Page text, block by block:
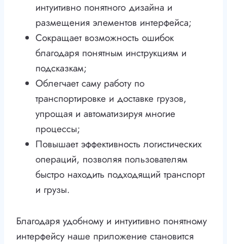
интуитивно понятного дизайна и
размещения элементов интерфейса;
Сокращает возможность ошибок
благодаря понятным инструкциям и
подсказкам;
Облегчает саму работу по
транспортировке и доставке грузов,
упрощая и автоматизируя многие
процессы;
Повышает эффективность логистических
операций, позволяя пользователям
быстро находить подходящий транспорт
и грузы.
Благодаря удобному и интуитивно понятному
интерфейсу наше приложение становится